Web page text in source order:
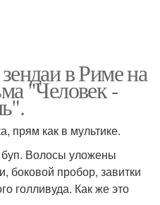
в Риме на
"Человек -
прям как в мультике.
Волосы уложены
боковой пробор, завитки
голливуда. Как же это